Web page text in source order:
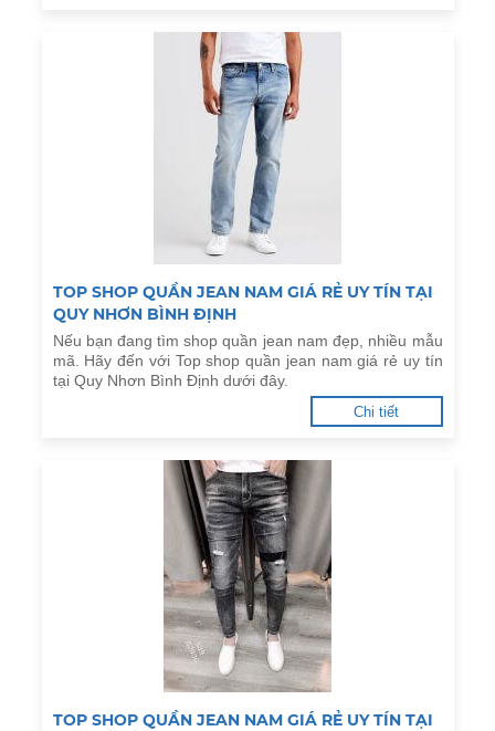
TOP SHOP QUẦN JEAN NAM GIÁ RẺ UY TÍN TẠI
QUY NHƠN BÌNH ĐỊNH
Nếu bạn đang tìm shop quần jean nam đẹp, nhiều mẫu
mã. Hãy đến với Top shop quần jean nam giá rẻ uy tín
tại Quy Nhơn Bình Định dưới đây.
Chi tiết
TOP SHOP QUẦN JEAN NAM GIÁ RẺ UY TÍN TẠI